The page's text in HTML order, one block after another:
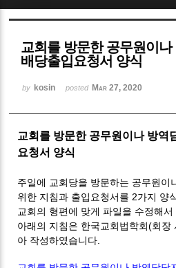
교회를 방문한 공무원이나
배당출입요청서 양식
by kosin posted Mar 27, 2020
교회를 방문한 공무원이나 방역
요청서 양식
주일에 교회당을 방문하는 공무원이
위한 지침과 출입요청서를 2가지 양
교회의 형편에 맞게 파일을 수정해서
아래의 지침은 한국교회법학회(회장
아 작성하였습니다.
Sketchbook5, 스
Sketchbook5, 스